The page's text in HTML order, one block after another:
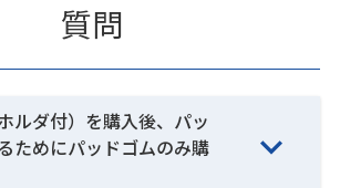
質問
ルダ付）を購入後、パッ
ためにパッドゴムのみ購